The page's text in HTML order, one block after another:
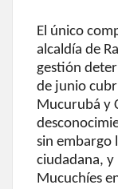
El único
alcaldía de
gestión
de junio
Mucurubá y
sin embargo
ciudadana,
Mucuchíes